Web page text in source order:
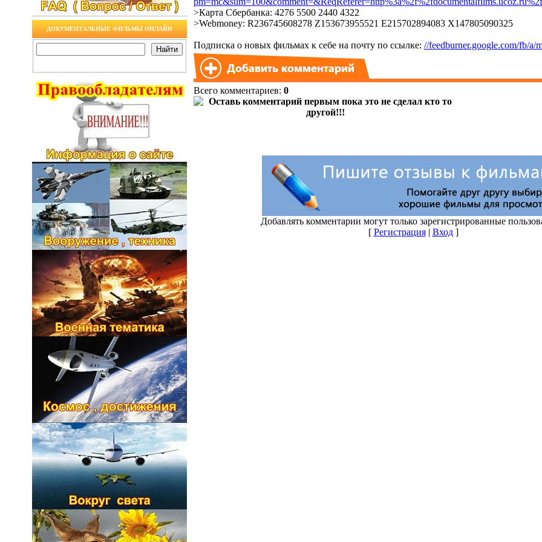
ДОКУМЕНТАЛЬНЫЕ ФИЛЬМЫ ОНЛАЙН
>Карта Сбербанка: 4276 5500 2440 4322
>Webmoney: R236745608278 Z153673955521 E215702894083 X147805090325
Подписка о новых фильмах к себе на почту по ссылке: //feedburner.google.com/fb/a/
Всего комментариев: 0
Добавлять комментарии могут только зарегистрированные
[ Регистрация| Вход]